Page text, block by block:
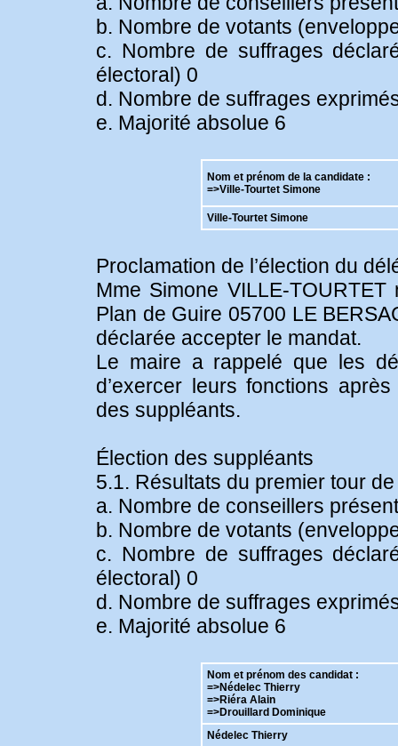
b. Nombre de votants
c. Nombre de suffrages
électoral) 0
d. Nombre de suffrages
e. Majorité absolue 6
Nom et prénom de la candidate :
=>Ville-Tourtet Simone
Ville-Tourtet Simone
Proclamation de l’élection du
Mme Simone VILLE-
Plan de Guire 05700 LE
déclarée accepter le mandat.
Le maire a rappelé que les
d’exercer leurs fonctions
des suppléants.
Élection des suppléants
5.1. Résultats du premier tour
a. Nombre de conseillers
b. Nombre de votants
c. Nombre de suffrages
électoral) 0
d. Nombre de suffrages
e. Majorité absolue 6
Nom et prénom des candidat :
=>Nédelec Thierry
=>Riéra Alain
=>Drouillard Dominique
Nédelec Thierry